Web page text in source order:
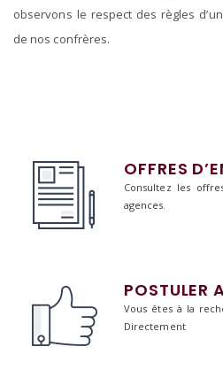
observons le respect des règles
de nos confrères.
OFFRES
Consultez les
agences.
POSTULER
Vous êtes à la
Directement